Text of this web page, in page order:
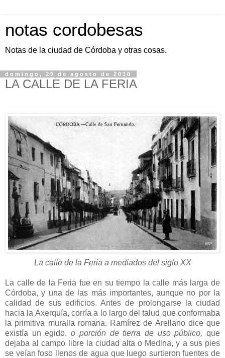
notas cordobesas
Notas de la ciudad de Córdoba y otras cosas.
domingo, 29 de agosto de 2010
LA CALLE DE LA FERIA
La calle de la Feria a mediados del siglo XX
La calle de la Feria fue en su tiempo la calle más larga de
Córdoba, y una de las más importantes, aunque no por la
calidad de sus edificios. Antes de prolongarse la ciudad
hacia la Axerquía, corría a lo largo del talud que conformaba
la primitiva muralla romana. Ramírez de Arellano dice que
existía un egido,o porción de tierra de uso público, que
dejaba al campo libre la ciudad alta o Medina, y a sus pies
se veían foso llenos de agua que luego surtieron fuentes de